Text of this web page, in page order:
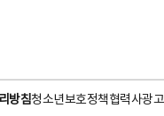
방침청소년보호정책협력사광